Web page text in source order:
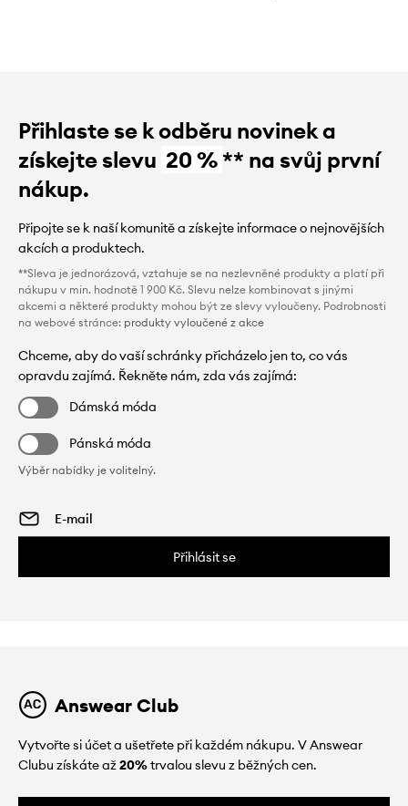
Přihlaste se k odběru novinek a
získejte slevu 20 %** na svůj první
nákup.
Připojte se k naší komunitě a získejte informace o nejnovějších
akcích a produktech.
**Sleva je jednorázová, vztahuje se na nezlevněné produkty a platí při
nákupu v min. hodnotě 1 900 Kč. Slevu nelze kombinovat s jinými
akcemi a některé produkty mohou být ze slevy vyloučeny. Podrobnosti
na webové stránce: produkty vyloučené z akce
Chceme, aby do vaší schránky přicházelo jen to, co vás
opravdu zajímá. Řekněte nám, zda vás zajímá:
Dámská móda
Pánská móda
Výběr nabídky je volitelný.
Přihlásit se
Answear Club
Vytvořte si účet a ušetřete při každém nákupu. V Answear
Clubu získáte až20%trvalou slevu z běžných cen.